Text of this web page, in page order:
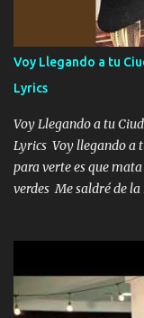
enamora pa
quiero contigo que
contéstame la
borracho me animo a
me encantes Decirte
tenerte aquí espero que
Voy Llegando a tu
Lyrics
Voy Llegando a tu
Lyrics Voy llegando a
para verte es que
verdes Me saldré de
solo yo tendre el
para dar ya estando